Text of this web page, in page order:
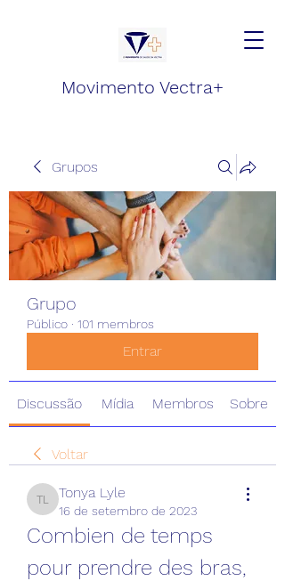
Movimento Vectra+
Grupos
Grupo
Público · 101 membros
Entrar
Discussão Mídia Membros Sobre
Voltar
Tonya Lyle
Tonya Lyle
16 de setembro de 2023
Combien de temps
pour prendre des bras,